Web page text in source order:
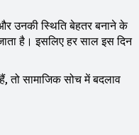
उनकी स्थिति बेहतर बनाने के
है। इसलिए हर साल इस दिन
सामाजिक सोच में बदलाव